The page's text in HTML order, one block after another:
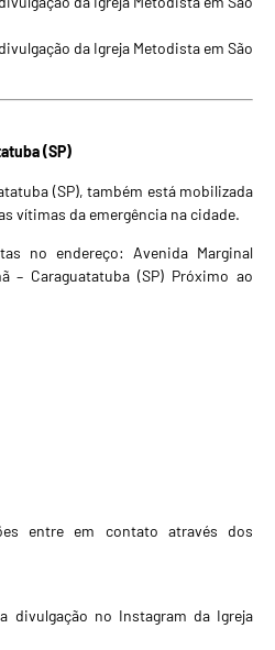
da Igreja Metodista em São
(SP)
(SP), também está mobilizada
vítimas da emergência na cidade.
no endereço: Avenida Marginal
– Caraguatatuba (SP) Próximo ao
entre em contato através dos
divulgação no Instagram da Igreja